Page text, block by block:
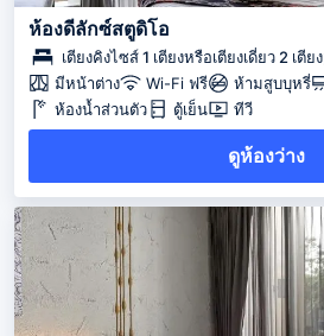
ห้องดีลักซ์สตูดิโอ
เตียงคิงไซส์ 1 เตียงหรือเตียงเดี่ยว 2 เตียง
มีหน้าต่าง
Wi-Fi ฟรี ห้ามสูบบุหรี่
ห้องน้ำส่วนตัว
ตู้เย็น ทีวี
ดูห้องว่าง